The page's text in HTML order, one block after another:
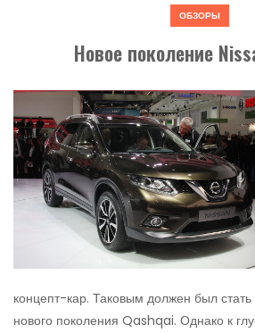
ОБЗОРЫ
Новое поколение
концепт-кар. Таковым должен был стать
нового поколения Qashqai. Однако к